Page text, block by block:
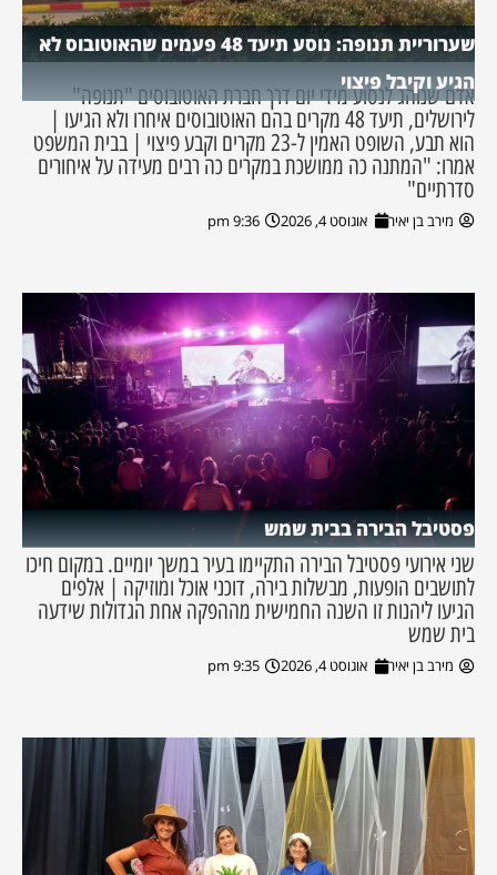
שערוריית תנופה: נוסע תיעד 48 פעמים שהאוטובוס לא
הגיע וקיבל פיצוי
אדם שנוהג לנסוע מידי יום דרך חברת האוטובוסים "תנופה"
לירושלים, תיעד 48 מקרים בהם האוטובוסים איחרו ולא הגיעו |
הוא תבע, השופט האמין ל-23 מקרים וקבע פיצוי | בבית המשפט
אמרו: "המתנה כה ממושכת במקרים כה רבים מעידה על איחורים
סדרתיים"
מירב בן יאיר אוגוסט 4, 2026 9:36 pm
פסטיבל הבירה בבית שמש
שני אירועי פסטיבל הבירה התקיימו בעיר במשך יומיים. במקום חיכו
לתושבים הופעות, מבשלות בירה, דוכני אוכל ומוזיקה | אלפים
הגיעו ליהנות זו השנה החמישית מההפקה אחת הגדולות שידעה
בית שמש
מירב בן יאיר אוגוסט 4, 2026 9:35 pm